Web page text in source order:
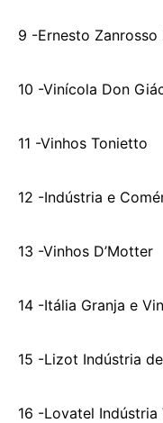
9 -Ernesto
10 -Vinícola Don
11 -Vinhos Tonietto
12 -Indústria e
13 -Vinhos D’Motter
14 -Itália Granja e
15 -Lizot Indústria
16 -Lovatel Indústria